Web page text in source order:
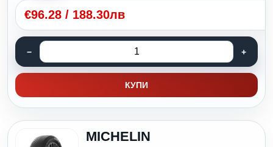
€96.28 / 188.30лв
КУПИ
MICHELIN